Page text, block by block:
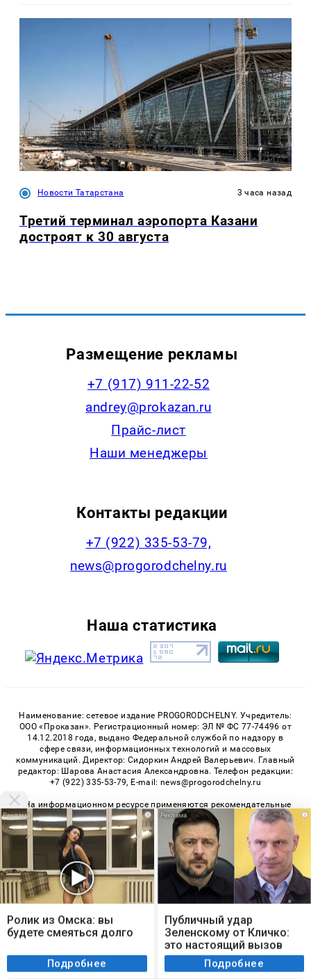
Новости Татарстана 3 часа назад
Третий терминал аэропорта Казани
достроят к 30 августа
Размещение рекламы
+7 (917) 911-22-52
andrey@prokazan.ru
Прайс-лист
Наши менеджеры
Контакты редакции
+7 (922) 335-53-79,
news@progorodchelny.ru
Наша статистика
Наименование: сетевое издание PROGORODCHELNY. Учредитель:
ООО «Проказан». Регистрационный номер: ЭЛ № ФС 77-74496 от
14.12.2018 года, выдано Федеральной службой по надзору в
сфере связи, информационных технологий и массовых
коммуникаций. Директор: Сидоркин Андрей Валерьевич. Главный
редактор: Шарова Анастасия Александровна. Телефон редакции:
+7 (922) 335-53-79, E-mail: news@progorodchelny.ru
«На информационном ресурсе применяются рекомендательные
технологии (информационные технологии предоставления
информации на основе сбора, систематизации и анализа
сведений, относящихся к предпочтениям пользователей сети
«Интернет», находящихся на территории Российской
Федерации)». Правила применения рекомендательных
технологий в виджетах рекламно-обменной сети
«СМИ2» (PDF) ,
«Sparrow» (PDF)
© 2026 «PROGorodChelny» | Все права защищены
Возрастная категория сайта 16+
Политика конфиденциальности
Мы используем cookie. Во время посещения сайта
вы соглашаетесь с тем, что мы обрабатываем
ваши персональные данные с использованием
метрик Яндекс Метрика, top.mail.ru, LiveInternet.
Я согласен
i
Ролик из Омска: вы
будете смеяться долго
Подробнее
i
Публичный удар
Зеленскому от Кличко:
это настоящий вызов
Подробнее